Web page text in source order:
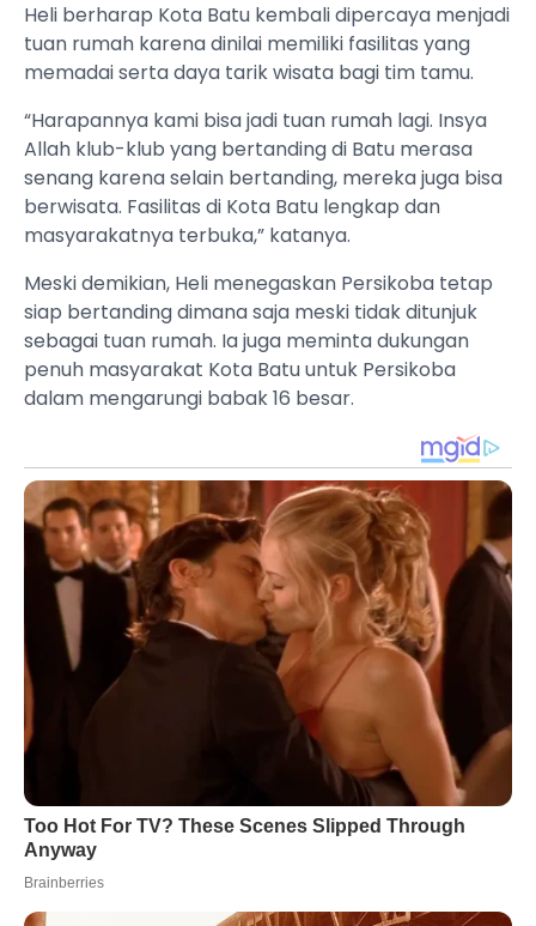
Heli berharap Kota Batu kembali dipercaya menjadi
tuan rumah karena dinilai memiliki fasilitas yang
memadai serta daya tarik wisata bagi tim tamu.
“Harapannya kami bisa jadi tuan rumah lagi. Insya
Allah klub-klub yang bertanding di Batu merasa
senang karena selain bertanding, mereka juga bisa
berwisata. Fasilitas di Kota Batu lengkap dan
masyarakatnya terbuka,” katanya.
Meski demikian, Heli menegaskan Persikoba tetap
siap bertanding dimana saja meski tidak ditunjuk
sebagai tuan rumah. Ia juga meminta dukungan
penuh masyarakat Kota Batu untuk Persikoba
dalam mengarungi babak 16 besar.